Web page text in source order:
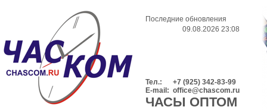
Последние обновления
09.08.2026 23:08
Тел.:
+7 (925) 342-83-99
E-mail: office@chascom.ru
ЧАСЫ ОПТОМ